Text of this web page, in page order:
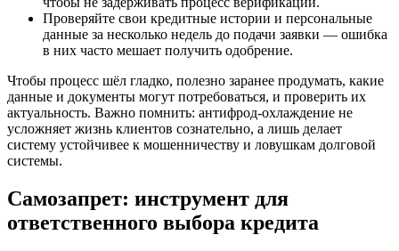
Проверяйте свои кредитные истории и персональные
данные за несколько недель до подачи заявки — ошибка
в них часто мешает получить одобрение.
Чтобы процесс шёл гладко, полезно заранее продумать, какие
данные и документы могут потребоваться, и проверить их
актуальность. Важно помнить: антифрод-охлаждение не
усложняет жизнь клиентов сознательно, а лишь делает
систему устойчивее к мошенничеству и ловушкам долговой
системы.
Самозапрет: инструмент для
ответственного выбора кредита